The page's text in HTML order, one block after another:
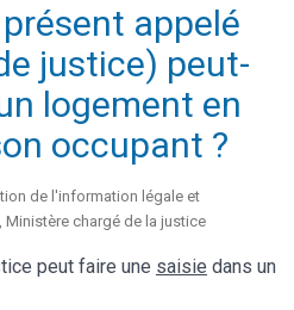
appelé
justice) peut-
logement en
occupant ?
de l'information légale et
Ministère chargé de la justice
peut faire une saisie dans un